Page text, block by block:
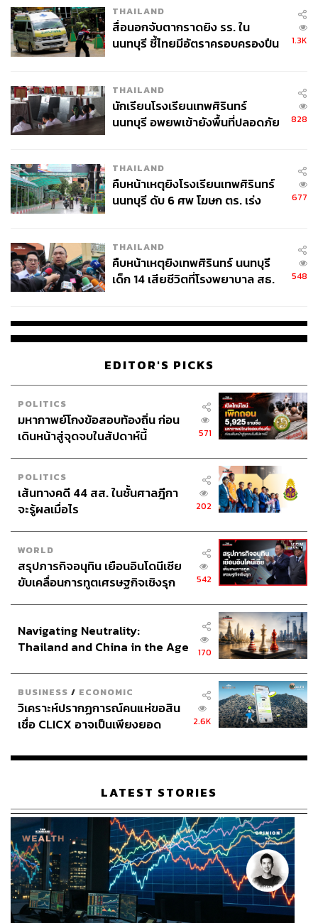
THAILAND
สื่อนอกจับตากราดยิง รร. ใน
นนทบุรี ชี้ไทยมีอัตราครอบครองปืน
1.3K
THAILAND
นักเรียนโรงเรียนเทพศิรินทร์
นนทบุรี อพยพเข้ายังพื้นที่ปลอดภัย
828
THAILAND
คืบหน้าเหตุยิงโรงเรียนเทพศิรินทร์
นนทบุรี ดับ 6 ศพ โฆษก ตร. เร่ง
677
THAILAND
คืบหน้าเหตุยิงเทพศิรินทร์ นนทบุรี
เด็ก 14 เสียชีวิตที่โรงพยาบาล สธ.
548
EDITOR'S PICKS
POLITICS
มหากาพย์โกงข้อสอบท้องถิ่น ก่อน
เดินหน้าสู่จุดจบในสัปดาห์นี้
571
POLITICS
เส้นทางคดี 44 สส. ในชั้นศาลฎีกา
จะรู้ผลเมื่อไร
202
WORLD
สรุปภารกิจอนุทิน เยือนอินโดนีเซีย
ขับเคลื่อนการทูตเศรษฐกิจเชิงรุก
542
Navigating Neutrality:
Thailand and China in the Age
170
BUSINESS / ECONOMIC
วิเคราะห์ปรากฏการณ์คนแห่ขอสิน
เชื่อ CLICX อาจเป็นเพียงยอด
เรือนไทยที่ถูกซุกไว้
2.6K
LATEST STORIES